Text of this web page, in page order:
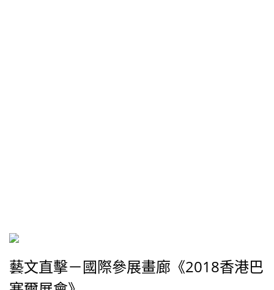
藝文直擊－國際參展畫廊《2018香港巴